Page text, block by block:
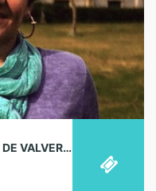
CARIDAD JIMÉNEZ EN LA B.P.M. DE VALVERDE DE LEGANÉS